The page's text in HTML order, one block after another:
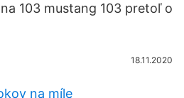
103 mustang 103 pretoľ o
18.11.2020
na míle